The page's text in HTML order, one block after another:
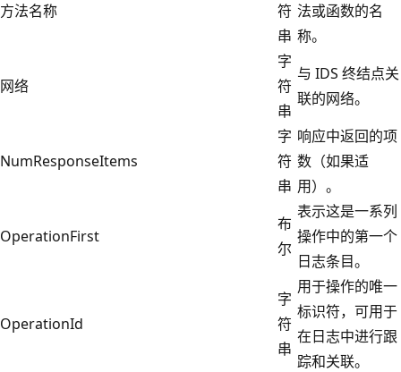
方法名称
符
串
法或函数的名
称。
网络
字
符
串
与 IDS 终结点关
联的网络。
NumResponseItems
字
符
串
响应中返回的项
数（如果适
用）。
OperationFirst
布
尔
表示这是一系列
操作中的第一个
日志条目。
OperationId
字
符
串
用于操作的唯一
标识符，可用于
在日志中进行跟
踪和关联。